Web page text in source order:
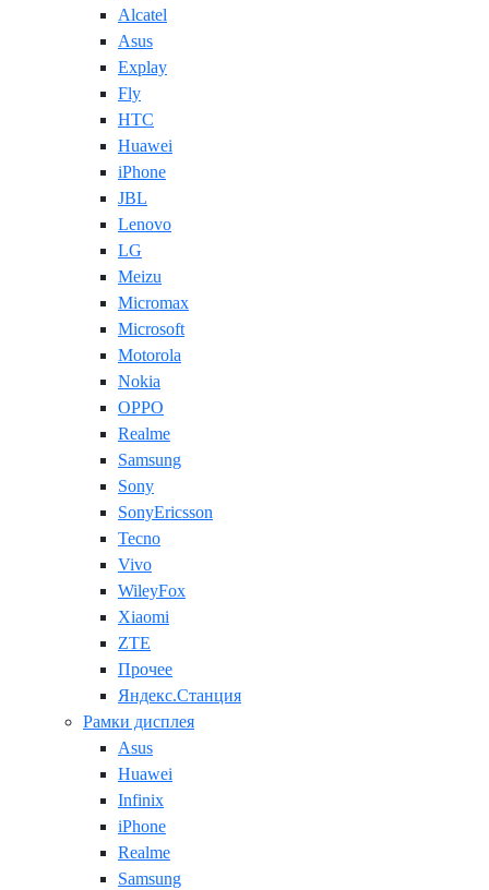
Alcatel
Asus
Explay
Fly
HTC
Huawei
iPhone
JBL
Lenovo
LG
Meizu
Micromax
Microsoft
Motorola
Nokia
OPPO
Realme
Samsung
Sony
SonyEricsson
Tecno
Vivo
WileyFox
Xiaomi
ZTE
Прочее
Яндекс.Станция
Рамки дисплея
Asus
Huawei
Infinix
iPhone
Realme
Samsung